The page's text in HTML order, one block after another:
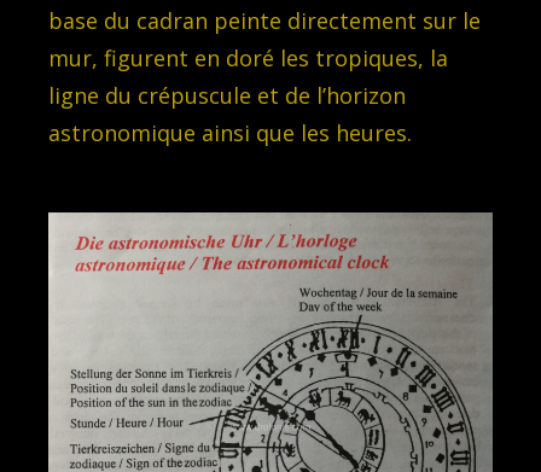
base du cadran peinte directement sur le
mur, figurent en doré les tropiques, la
ligne du crépuscule et de l’horizon
astronomique ainsi que les heures.